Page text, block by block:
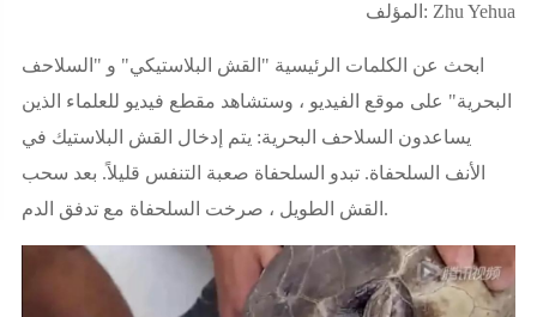
المؤلف: Zhu Yehua
ابحث عن الكلمات الرئيسية "القش البلاستيكي" و "السلاحف
البحرية" على موقع الفيديو ، وستشاهد مقطع فيديو للعلماء الذين
يساعدون السلاحف البحرية: يتم إدخال القش البلاستيك في
الأنف السلحفاة. تبدو السلحفاة صعبة التنفس قليلاً. بعد سحب
القش الطويل ، صرخت السلحفاة مع تدفق الدم.